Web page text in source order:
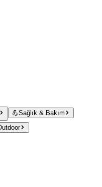
💪Sağlık & Bakım